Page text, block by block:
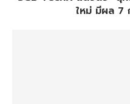
ใหม่ มีผล 7